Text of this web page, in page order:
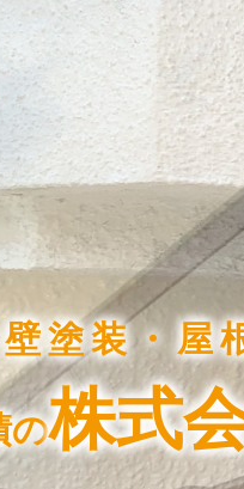
塗装・屋
の株式